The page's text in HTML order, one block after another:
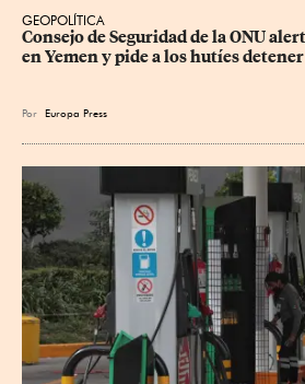
GEOPOLÍTICA
Consejo de Seguridad de la ONU
en Yemen y pide a los hutíes
Por Europa Press